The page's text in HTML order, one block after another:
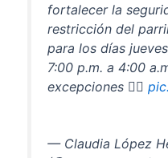
fortalecer la
restricción del
para los días
7:00 p.m. a 4:00
excepciones 👇🏻
— Claudia López